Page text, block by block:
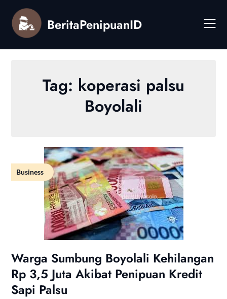
content
BeritaPenipuanID
Tag: koperasi palsu
Boyolali
Business
Warga Sumbung Boyolali Kehilangan
Rp 3,5 Juta Akibat Penipuan Kredit
Sapi Palsu